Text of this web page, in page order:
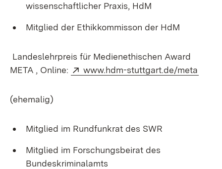
wissenschaftlicher Praxis, HdM
Mitglied der Ethikkommisson der HdM
Landeslehrpreis für Medienethischen Award
META , Online:
Extern:
www.hdm-stuttgart.de/meta
(ehemalig)
Mitglied im Rundfunkrat des SWR
Mitglied im Forschungsbeirat des
Bundeskriminalamts